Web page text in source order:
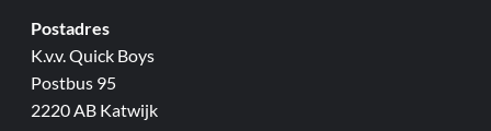
Postadres
K.v.v. Quick Boys
Postbus 95
2220 AB Katwijk